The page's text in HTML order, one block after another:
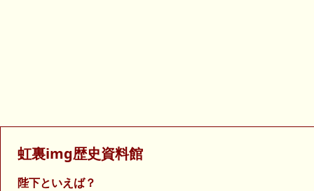
虹裏img歴史資料館
陛下といえば？